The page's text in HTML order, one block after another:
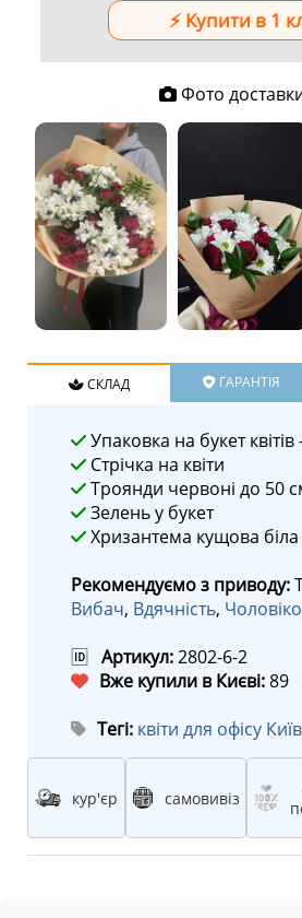
Фото
СКЛАД ГАРАНТІЯ
Упаковка на букет квітів
Стрічка на квіти
Троянди червоні до 50
Зелень у букет
Хризантема кущова біла
Рекомендуємо з приводу:
Вибач, Вдячність,
🆔 Артикул:2802-6-2
Вже купили в Києві:89
Тегі: квіти для офісу Київ
кур'єр самовивіз